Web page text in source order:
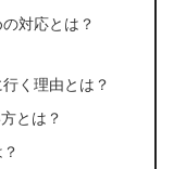
対応とは？
く理由とは？
とは？